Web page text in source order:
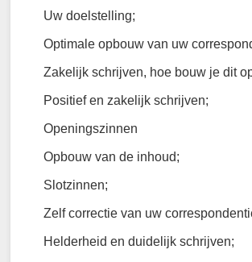
Uw doelstelling;
Optimale opbouw van uw
Zakelijk schrijven, hoe bouw je dit
Positief en zakelijk schrijven;
Openingszinnen
Opbouw van de inhoud;
Slotzinnen;
Zelf correctie van uw
Helderheid en duidelijk schrijven;